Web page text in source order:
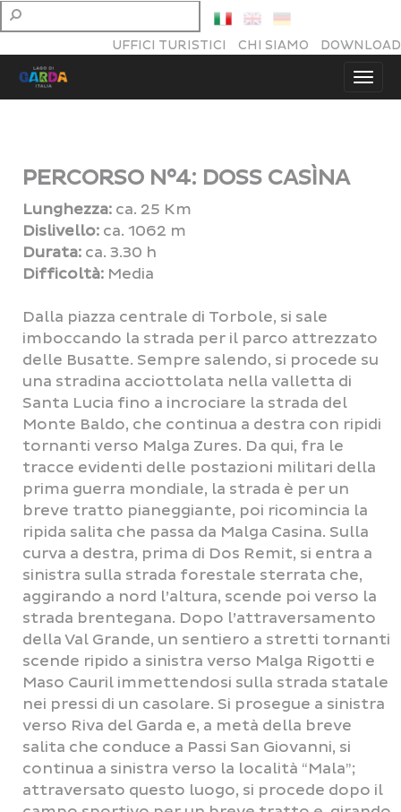
UFFICI TURISTICI CHI SIAMO DOWNLOAD
PERCORSO N°4: DOSS CASÌNA
Lunghezza: ca. 25 Km
Dislivello: ca. 1062 m
Durata: ca. 3.30 h
Difficoltà: Media
Dalla piazza centrale di Torbole, si sale
imboccando la strada per il parco attrezzato
delle Busatte. Sempre salendo, si procede su
una stradina acciottolata nella valletta di
Santa Lucia fino a incrociare la strada del
Monte Baldo, che continua a destra con ripidi
tornanti verso Malga Zures. Da qui, fra le
tracce evidenti delle postazioni militari della
prima guerra mondiale, la strada è per un
breve tratto pianeggiante, poi ricomincia la
ripida salita che passa da Malga Casina. Sulla
curva a destra, prima di Dos Remit, si entra a
sinistra sulla strada forestale sterrata che,
aggirando a nord l’altura, scende poi verso la
strada brentegana. Dopo l’attraversamento
della Val Grande, un sentiero a stretti tornanti
scende ripido a sinistra verso Malga Rigotti e
Maso Cauril immettendosi sulla strada statale
nei pressi di un casolare. Si prosegue a sinistra
verso Riva del Garda e, a metà della breve
salita che conduce a Passi San Giovanni, si
continua a sinistra verso la località “Mala”;
attraversato questo luogo, si procede dopo il